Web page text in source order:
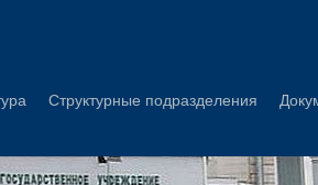
Структурные подразделения